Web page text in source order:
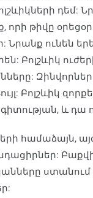
դեմ:
թիվը օրեցօր
Նրանք ունեն
Բոլշևիկ
և դա
համաձայն,
ստանում